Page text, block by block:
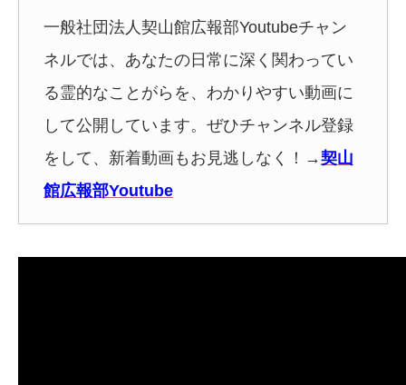
一般社団法人契山館広報部Youtubeチャン
ネルでは、あなたの日常に深く関わってい
る霊的なことがらを、わかりやすい動画に
して公開しています。ぜひチャンネル登録
をして、新着動画もお見逃しなく！ →契山
館広報部Youtube